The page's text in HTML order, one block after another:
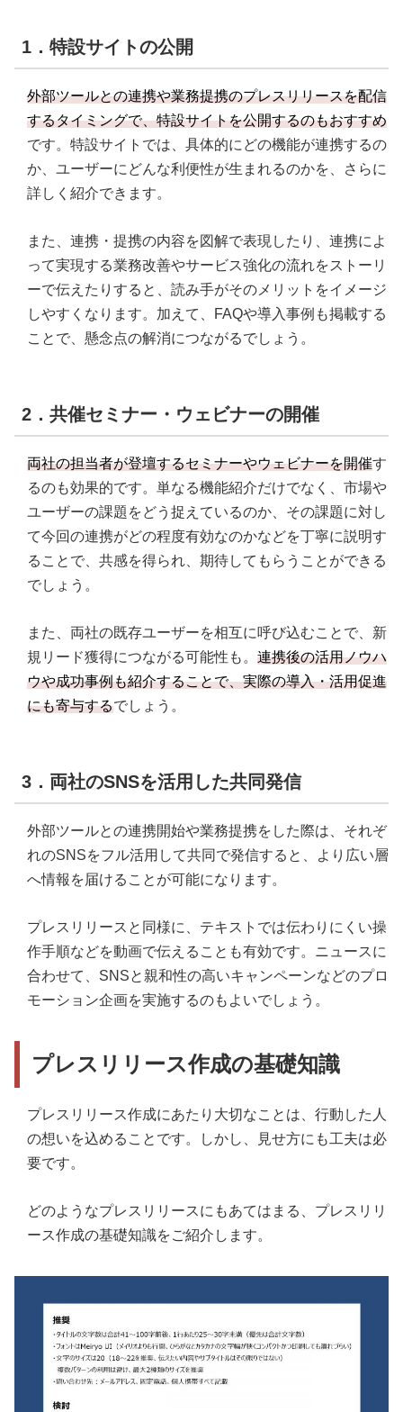
1．特設サイトの公開
外部ツールとの連携や業務提携のプレスリリースを配信
するタイミングで、特設サイトを公開するのもおすすめ
です。特設サイトでは、具体的にどの機能が連携するの
か、ユーザーにどんな利便性が生まれるのかを、さらに
詳しく紹介できます。
また、連携・提携の内容を図解で表現したり、連携によ
って実現する業務改善やサービス強化の流れをストーリ
ーで伝えたりすると、読み手がそのメリットをイメージ
しやすくなります。加えて、FAQや導入事例も掲載する
ことで、懸念点の解消につながるでしょう。
2．共催セミナー・ウェビナーの開催
両社の担当者が登壇するセミナーやウェビナーを開催す
るのも効果的です。単なる機能紹介だけでなく、市場や
ユーザーの課題をどう捉えているのか、その課題に対し
て今回の連携がどの程度有効なのかなどを丁寧に説明す
ることで、共感を得られ、期待してもらうことができる
でしょう。
また、両社の既存ユーザーを相互に呼び込むことで、新
規リード獲得につながる可能性も。 連携後の活用ノウハ
ウや成功事例も紹介することで、実際の導入・活用促進
にも寄与するでしょう。
3．両社のSNSを活用した共同発信
外部ツールとの連携開始や業務提携をした際は、それぞ
れのSNSをフル活用して共同で発信すると、より広い層
へ情報を届けることが可能になります。
プレスリリースと同様に、テキストでは伝わりにくい操
作手順などを動画で伝えることも有効です。ニュースに
合わせて、SNSと親和性の高いキャンペーンなどのプロ
モーション企画を実施するのもよいでしょう。
プレスリリース作成の基礎知識
プレスリリース作成にあたり大切なことは、行動した人
の想いを込めることです。しかし、見せ方にも工夫は必
要です。
どのようなプレスリリースにもあてはまる、プレスリリ
ース作成の基礎知識をご紹介します。